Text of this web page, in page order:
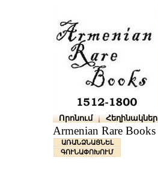
Որոնում Հեղինակներ
Armenian Rare Books
ԱՌԱՆՁՆԱՑՆԵԼ
ԳՈՒՆԱՓՈԽՈՒՄ